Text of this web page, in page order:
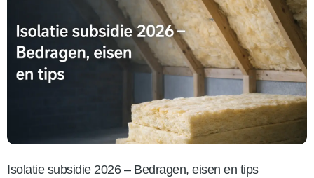
Isolatie subsidie 2026 – Bedragen, eisen en tips